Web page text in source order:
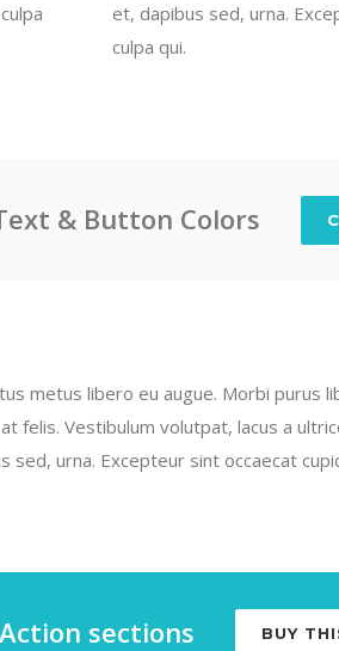
et, dapibus sed, urna.
culpa qui.
& Button Colors
libero eu augue. Morbi purus
Vestibulum volutpat, lacus a
urna. Excepteur sint occaecat
sections BUY